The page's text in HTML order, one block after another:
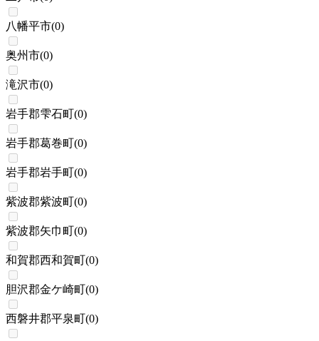
八幡平市(0)
奥州市(0)
滝沢市(0)
岩手郡雫石町(0)
岩手郡葛巻町(0)
岩手郡岩手町(0)
紫波郡紫波町(0)
紫波郡矢巾町(0)
和賀郡西和賀町(0)
胆沢郡金ケ崎町(0)
西磐井郡平泉町(0)